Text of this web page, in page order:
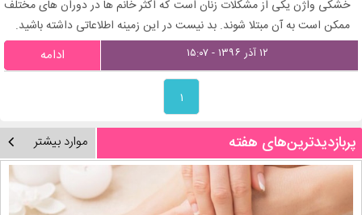
خشکی واژن یکی از مشکلات زنان است که اکثر خانم ها در دوران های مختلف
ممکن است به آن مبتلا شوند. بد نیست در این زمینه اطلاعاتی داشته باشید.
۱۲ آذر ۱۳۹۶ - ۱۵:۰۷ ادامه
۱
پربازدیدترین‌های هفته موارد بیشتر